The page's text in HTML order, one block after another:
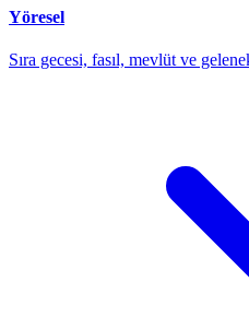
Yöresel
Sıra gecesi, fasıl, mevlüt ve